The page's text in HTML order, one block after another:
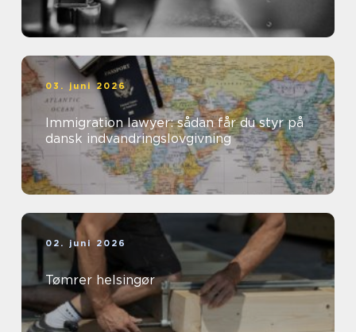
03. juni 2026
Immigration lawyer: sådan får du styr på
dansk indvandringslovgivning
02. juni 2026
Tømrer helsingør